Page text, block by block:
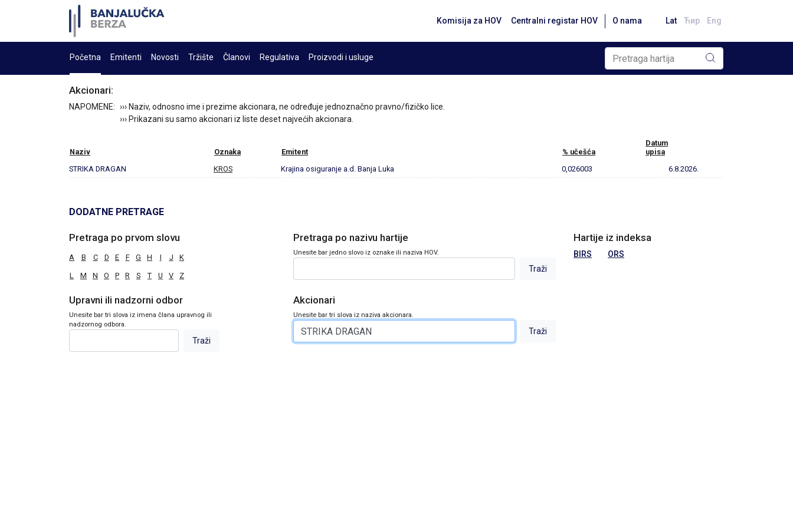
Komisija za HOV Centralni registar HOV O nama Lat Ћир Eng
Početna Emitenti Novosti Tržište Članovi Regulativa Proizvodi i usluge
Akcionari:
NAPOMENE: ››› Naziv, odnosno ime i prezime akcionara, ne određuje jednoznačno pravno/fizičko lice.
››› Prikazani su samo akcionari iz liste deset najvećih akcionara.
Naziv Oznaka Emitent % učešća
Datum
upisa
STRIKA DRAGAN
KROS Krajina osiguranje a.d. Banja Luka 0,026003 6.8.2026.
DODATNE PRETRAGE
Pretraga po prvom slovu
A B C D E F G H I J K
L M N O P R S T U V Z
Pretraga po nazivu hartije
Unesite bar jedno slovo iz oznake ili naziva HOV.
Hartije iz indeksa
BIRS ORS
Upravni ili nadzorni odbor
Unesite bar tri slova iz imena člana upravnog ili
nadzornog odbora.
Akcionari
Unesite bar tri slova iz naziva akcionara.